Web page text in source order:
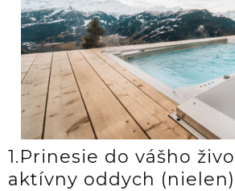
1.Prinesie do vášho
aktívny oddych